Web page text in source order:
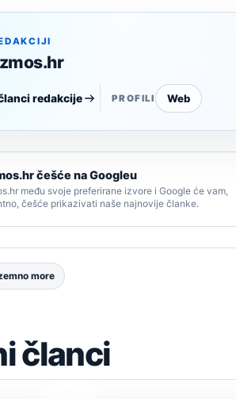
redakcije PROFILI Web
češće na Googleu
među svoje preferirane izvore i Google će vam,
češće prikazivati naše najnovije članke.
more
članci